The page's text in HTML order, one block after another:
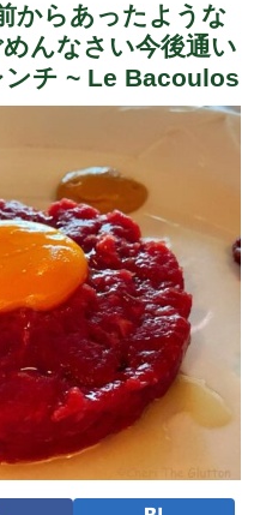
からあったような
んなさい今後通い
ンチ ~ Le Bacoulos